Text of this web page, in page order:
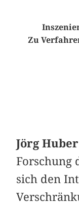
Zu
Jörg
Forschung
sich den